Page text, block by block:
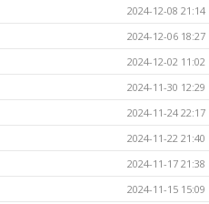
2024-12-08 21:14
2024-12-06 18:27
2024-12-02 11:02
2024-11-30 12:29
2024-11-24 22:17
2024-11-22 21:40
2024-11-17 21:38
2024-11-15 15:09